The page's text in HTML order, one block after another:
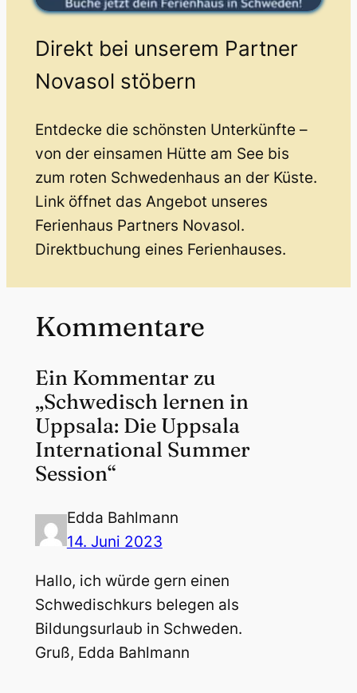
Direkt bei unserem Partner
Novasol stöbern
Entdecke die schönsten Unterkünfte –
von der einsamen Hütte am See bis
zum roten Schwedenhaus an der Küste.
Link öffnet das Angebot unseres
Ferienhaus Partners Novasol.
Direktbuchung eines Ferienhauses.
Kommentare
Ein Kommentar zu
„Schwedisch lernen in
Uppsala: Die Uppsala
International Summer
Session“
Edda Bahlmann
14. Juni 2023
Hallo, ich würde gern einen
Schwedischkurs belegen als
Bildungsurlaub in Schweden.
Gruß, Edda Bahlmann